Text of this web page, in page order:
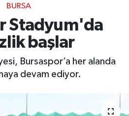
BURSA
Stadyum'da
başlar
Bursaspor’a her alanda
devam ediyor.